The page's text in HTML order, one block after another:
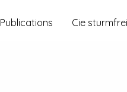
Publications Cie sturmfrei